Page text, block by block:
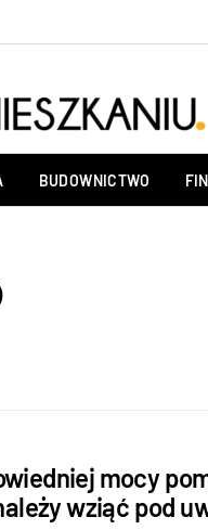
BUDOWNICTWO
mocy
wziąć pod